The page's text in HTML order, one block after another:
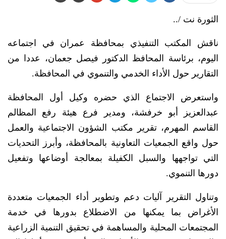
الثورة نت /..
ناقش المكتب التنفيذي بمحافظة عمران في اجتماعه
اليوم، برئاسة المحافظ الدكتور فيصل جعمان، عددا من
التقارير حول الأداء الخدمي والتنموي في المحافظة.
واستعرض الاجتماع الذي حضره وكيل أول المحافظة
عبدالعزيز أبو خرفشة، ومدير فرع هيئة رفع المظالم
القاسم المهرم، تقرير مكتب الشؤون الاجتماعية والعمل
حول واقع الجمعيات التعاونية بالمحافظة، وأبرز التحديات
التي تواجهها والسبل الكفيلة بمعالجة أوضاعها وتفعيل
دورها التنموي.
وتناول التقرير آليات دعم وتطوير أداء الجمعيات متعددة
الأغراض بما يمكنها من الاضطلاع بدورها في خدمة
المجتمعات المحلية والمساهمة في تحقيق التنمية الزراعية